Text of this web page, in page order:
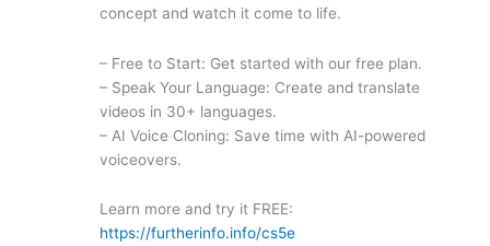
concept and watch it come to life.
– Free to Start: Get started with our free plan.
– Speak Your Language: Create and translate
videos in 30+ languages.
– AI Voice Cloning: Save time with AI-powered
voiceovers.
Learn more and try it FREE:
https://furtherinfo.info/cs5e